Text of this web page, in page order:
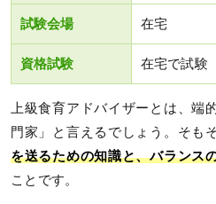
試験会場 在宅
資格試験 在宅で試験
上級食育アドバイザーとは、端
門家」と言えるでしょう。そも
を送るための知識と、バランス
ことです。